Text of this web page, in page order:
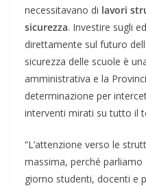
necessitavano di lavori
sicurezza. Investire sugli
direttamente sul futuro
sicurezza delle scuole è
amministrativa e la
determinazione per
interventi mirati su tutto il
“L’attenzione verso le
massima, perché
giorno studenti, docenti e